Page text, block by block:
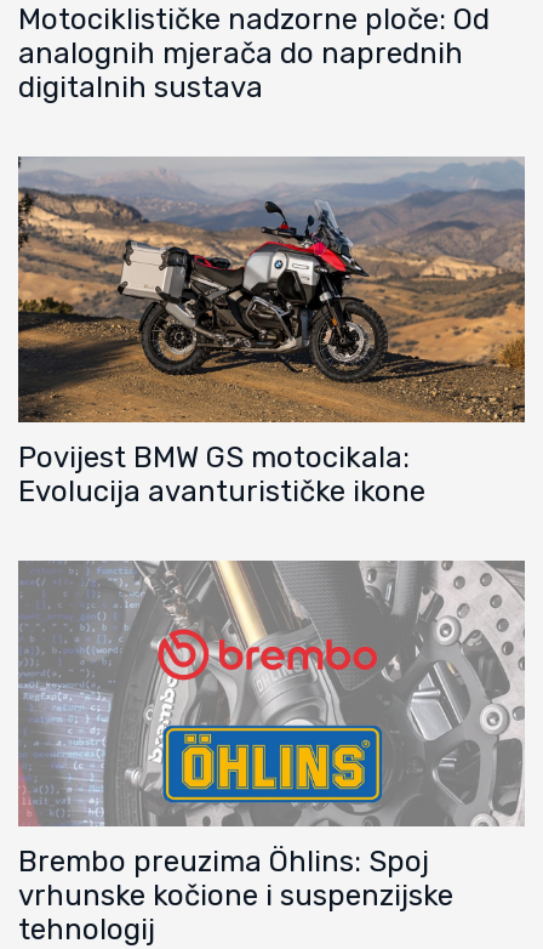
Motociklističke nadzorne ploče: Od
analognih mjerača do naprednih
digitalnih sustava
Povijest BMW GS motocikala:
Evolucija avanturističke ikone
Brembo preuzima Öhlins: Spoj
vrhunske kočione i suspenzijske
tehnologij